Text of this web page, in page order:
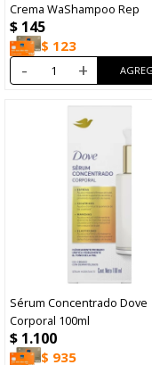
Crema WaShampoo Rep
$ 145
$ 123
- +
Sérum Concentrado Dove
Corporal 100ml
$ 1.100
$ 935